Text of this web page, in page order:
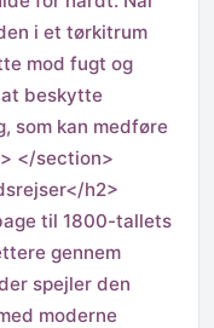
i et tørkitrum
mod fugt og
beskytte
som kan medføre
</section>
h2>
til 1800-tallets
gennem
spejler den
moderne